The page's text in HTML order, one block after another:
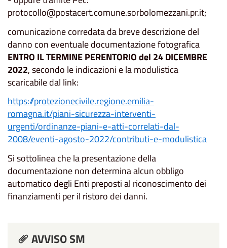
protocollo@postacert.comune.sorbolomezzani.pr.it;
comunicazione corredata da breve descrizione del
danno con eventuale documentazione fotografica
ENTRO IL TERMINE PERENTORIO del 24 DICEMBRE
2022, secondo le indicazioni e la modulistica
scaricabile dal link:
https://protezionecivile.regione.emilia-
romagna.it/piani-sicurezza-interventi-
urgenti/ordinanze-piani-e-atti-correlati-dal-
2008/eventi-agosto-2022/contributi-e-modulistica
Si sottolinea che la presentazione della
documentazione non determina alcun obbligo
automatico degli Enti preposti al riconoscimento dei
finanziamenti per il ristoro dei danni.
AVVISO SM